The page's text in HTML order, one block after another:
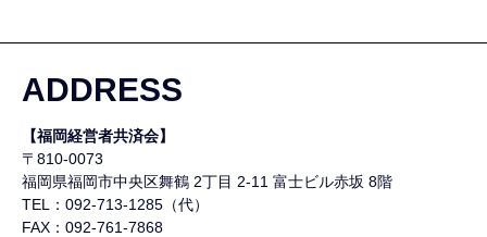
ADDRESS
【福岡経営者共済会】
〒810-0073
福岡県福岡市中央区舞鶴 2丁目 2-11 富士ビル赤坂 8階
TEL：092-713-1285（代）
FAX：092-761-7868